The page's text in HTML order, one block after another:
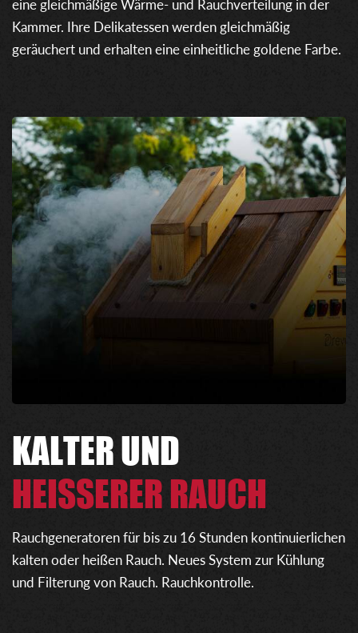
eine gleichmäßige Wärme- und Rauchverteilung in der
Kammer. Ihre Delikatessen werden gleichmäßig
geräuchert und erhalten eine einheitliche goldene Farbe.
KALTER UND
HEISSERER RAUCH
Rauchgeneratoren für bis zu 16 Stunden kontinuierlichen
kalten oder heißen Rauch. Neues System zur Kühlung
und Filterung von Rauch. Rauchkontrolle.